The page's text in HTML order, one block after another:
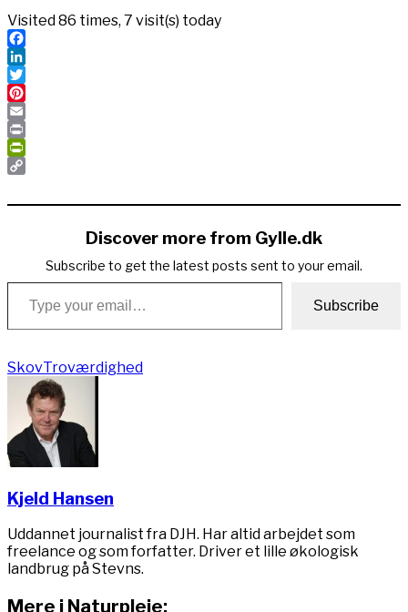
Visited 86 times, 7 visit(s) today
Facebook
LinkedIn
Twitter
Pinterest
Email
Print
PrintFriendly
Link
Discover more from Gylle.dk
Subscribe to get the latest posts sent to your email.
Type your email…
Subscribe
SkovTroværdighed
Kjeld Hansen
Uddannet journalist fra DJH. Har altid arbejdet som
freelance og som forfatter. Driver et lille økologisk
landbrug på Stevns.
Mere i Naturpleje: